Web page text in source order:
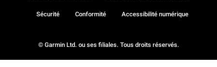
© Garmin Ltd. ou ses filiales. Tous droits réservés.
Sécurité Conformité Accessibilité numérique